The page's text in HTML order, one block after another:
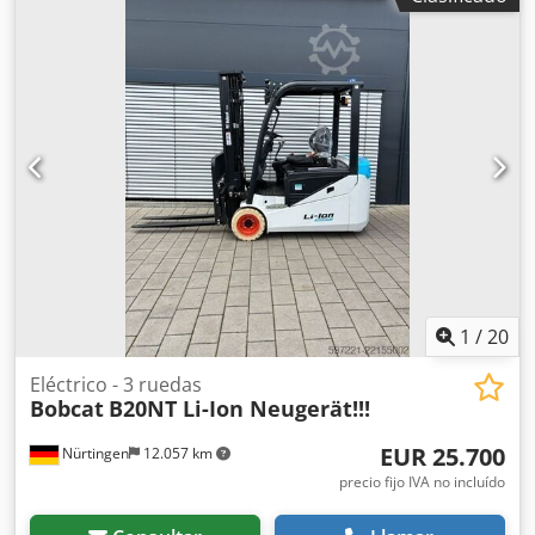
1 /20
Nürtingen 12.057 km
Eléctrico - 3 ruedas
Bobcat B20NT Li-Ion Neugerät!!!
EUR 25.700
precio fijo IVA no incluído